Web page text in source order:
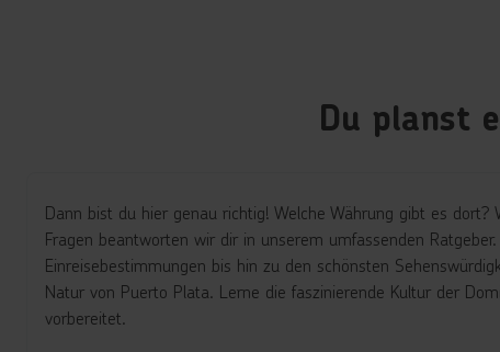
Du planst
Dann bist du hier genau richtig! Welche Währung gibt es
Fragen beantworten wir dir in unserem umfassenden
Einreisebestimmungen bis hin zu den schönsten
Natur von Puerto Plata. Lerne die faszinierende Kultur der
vorbereitet.